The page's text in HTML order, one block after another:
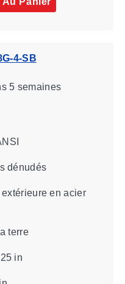
4-SB
5 semaines
dénudés
en acier
terre
in